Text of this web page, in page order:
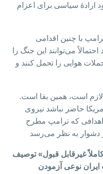
ارادهٔ سیاسی برای اعزام
با چنین اقدامی
می‌توانند این جنگ را
حملات هوایی را تحمل کنند و
است، همین بقا است.
حاضر نباشد نیروی
اهدافی که ترامپ مطرح
غیرقابل قبول» توصیف
ایران نوعی آزمودن